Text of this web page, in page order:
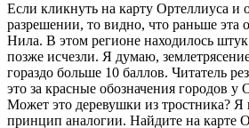
Если кликнуть на карту Ортеллиуса и
разрешении, то видно, что раньше эта
Нила. В этом регионе находилось
позже исчезли. Я думаю,
гораздо больше 10 баллов. Читатель
это за красные обозначения городов у
Может это деревушки из тростника? Я
принцип аналогии. Найдите на карте